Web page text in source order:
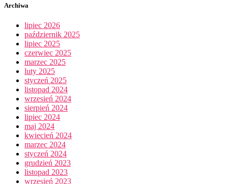
Archiwa
lipiec 2026
październik 2025
lipiec 2025
czerwiec 2025
marzec 2025
luty 2025
styczeń 2025
listopad 2024
wrzesień 2024
sierpień 2024
lipiec 2024
maj 2024
kwiecień 2024
marzec 2024
styczeń 2024
grudzień 2023
listopad 2023
wrzesień 2023